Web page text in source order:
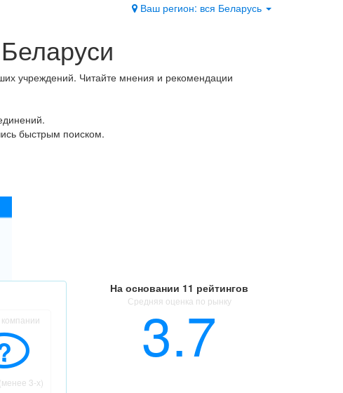
Ваш регион: вся Беларусь
учреждений. Читайте мнения и рекомендации
быстрым поиском.
компании
3-х)
На основании 11 рейтингов
Средняя оценка по рынку
3.7